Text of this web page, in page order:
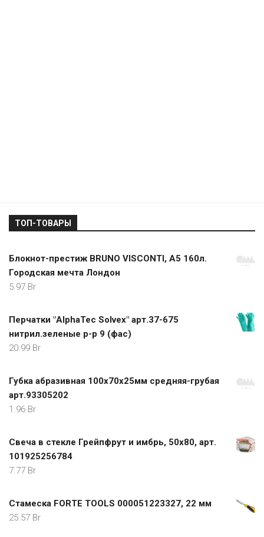
ТОП-ТОВАРЫ
Блокнот-престиж BRUNO VISCONTI, А5 160л.
Городская мечта Лондон
5.97 Br
Перчатки "AlphaTec Solvex" арт.37-675
нитрил.зеленые р-р 9 (фас)
20.99 Br
Губка абразивная 100х70х25мм средняя-грубая
арт.93305202
1.96 Br
Свеча в стекле Грейпфрут и имбрь, 50х80, арт.
101925256784
7.77 Br
Стамеска FORTE TOOLS 000051223327, 22 мм
25.57 Br